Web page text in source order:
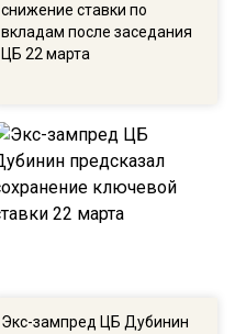
снижение ставки по
вкладам после заседания
ЦБ 22 марта
Экс-зампред ЦБ Дубинин